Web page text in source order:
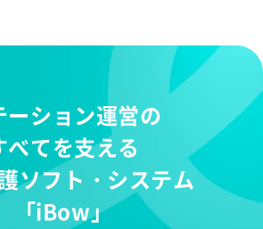
ーション運営の
べてを支える
ソフト・システム
「iBow」